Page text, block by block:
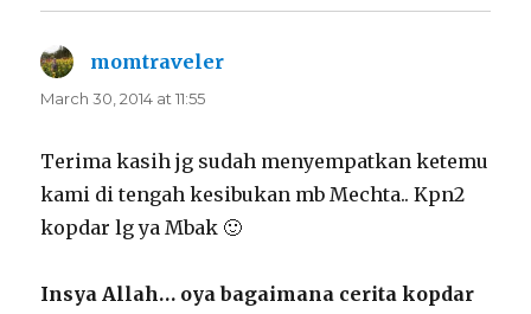
momtraveler
March 30, 2014 at 11:55
Terima kasih jg sudah menyempatkan ketemu
kami di tengah kesibukan mb Mechta.. Kpn2
kopdar lg ya Mbak 🙂
Insya Allah… oya bagaimana cerita kopdar